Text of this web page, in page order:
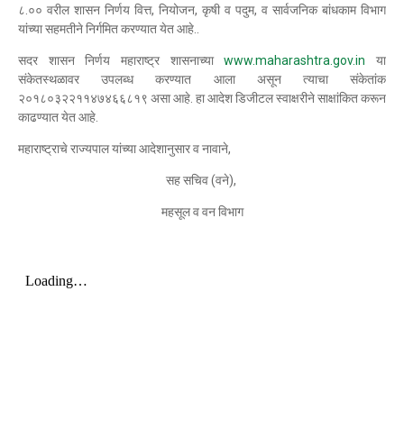
८.०० वरील शासन निर्णय वित्त, नियोजन, कृषी व पदुम, व सार्वजनिक बांधकाम विभाग
यांच्या सहमतीने निर्गमित करण्यात येत आहे..
सदर शासन निर्णय महाराष्ट्र शासनाच्याwww.maharashtra.gov.in या
संकेतस्थळावर उपलब्ध करण्यात आला असून त्याचा संकेतांक
२०१८०३२२११४७४६६८१९ असा आहे. हा आदेश डिजीटल स्वाक्षरीने साक्षांकित करून
काढण्यात येत आहे.
महाराष्ट्राचे राज्यपाल यांच्या आदेशानुसार व नावाने,
सह सचिव (वने),
महसूल व वन विभाग